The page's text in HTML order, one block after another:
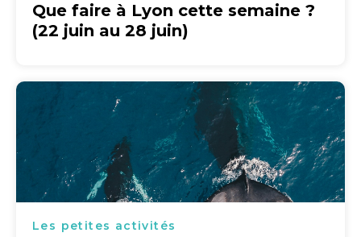
Que faire à Lyon cette semaine ?
(22 juin au 28 juin)
Les petites activités